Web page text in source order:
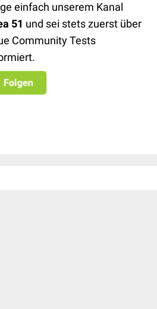
einfach unserem Kanal
51 und sei stets zuerst über
Community Tests